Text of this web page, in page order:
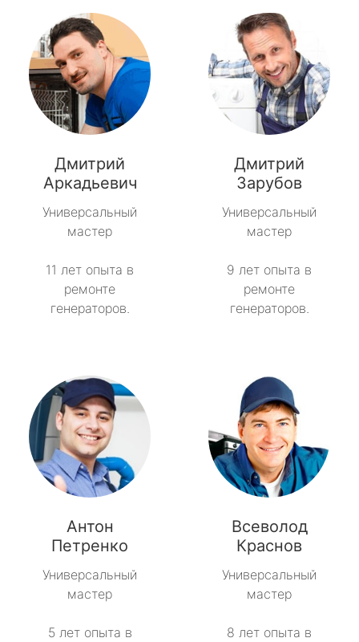
Дмитрий
Аркадьевич
Универсальный
мастер
11 лет опыта в
ремонте
генераторов.
Дмитрий
Зарубов
Универсальный
мастер
9 лет опыта в
ремонте
генераторов.
Антон
Петренко
Универсальный
мастер
5 лет опыта в
Всеволод
Краснов
Универсальный
мастер
8 лет опыта в